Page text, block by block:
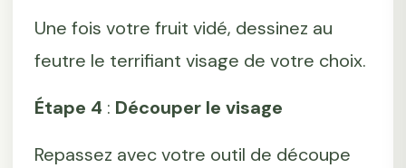
Une fois votre fruit vidé, dessinez au
feutre le terrifiant visage de votre choix.
Étape 4 : Découper le visage
Repassez avec votre outil de découpe